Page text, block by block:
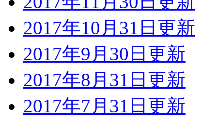
2017年10月31日更新
2017年9月30日更新
2017年8月31日更新
2017年7月31日更新